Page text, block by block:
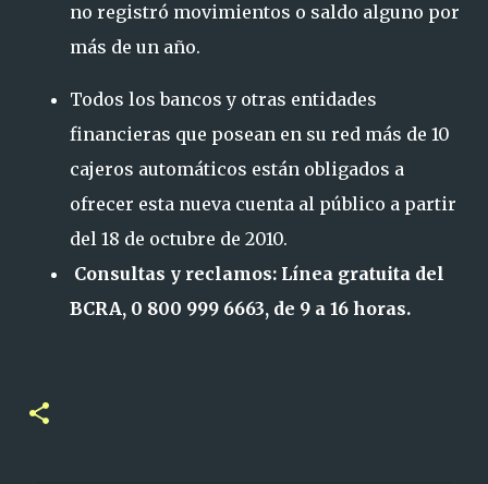
no registró movimientos o saldo alguno por
más de un año.
Todos los bancos y otras entidades
financieras que posean en su red más de 10
cajeros automáticos están obligados a
ofrecer esta nueva cuenta al público a partir
del 18 de octubre de 2010.
Consultas y reclamos: Línea gratuita del
BCRA, 0 800 999 6663, de 9 a 16 horas.